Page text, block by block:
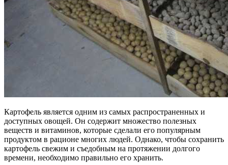
Картофель является одним из самых распространенных и
доступных овощей. Он содержит множество полезных
веществ и витаминов, которые сделали его популярным
продуктом в рационе многих людей. Однако, чтобы сохранить
картофель свежим и съедобным на протяжении долгого
времени, необходимо правильно его хранить.